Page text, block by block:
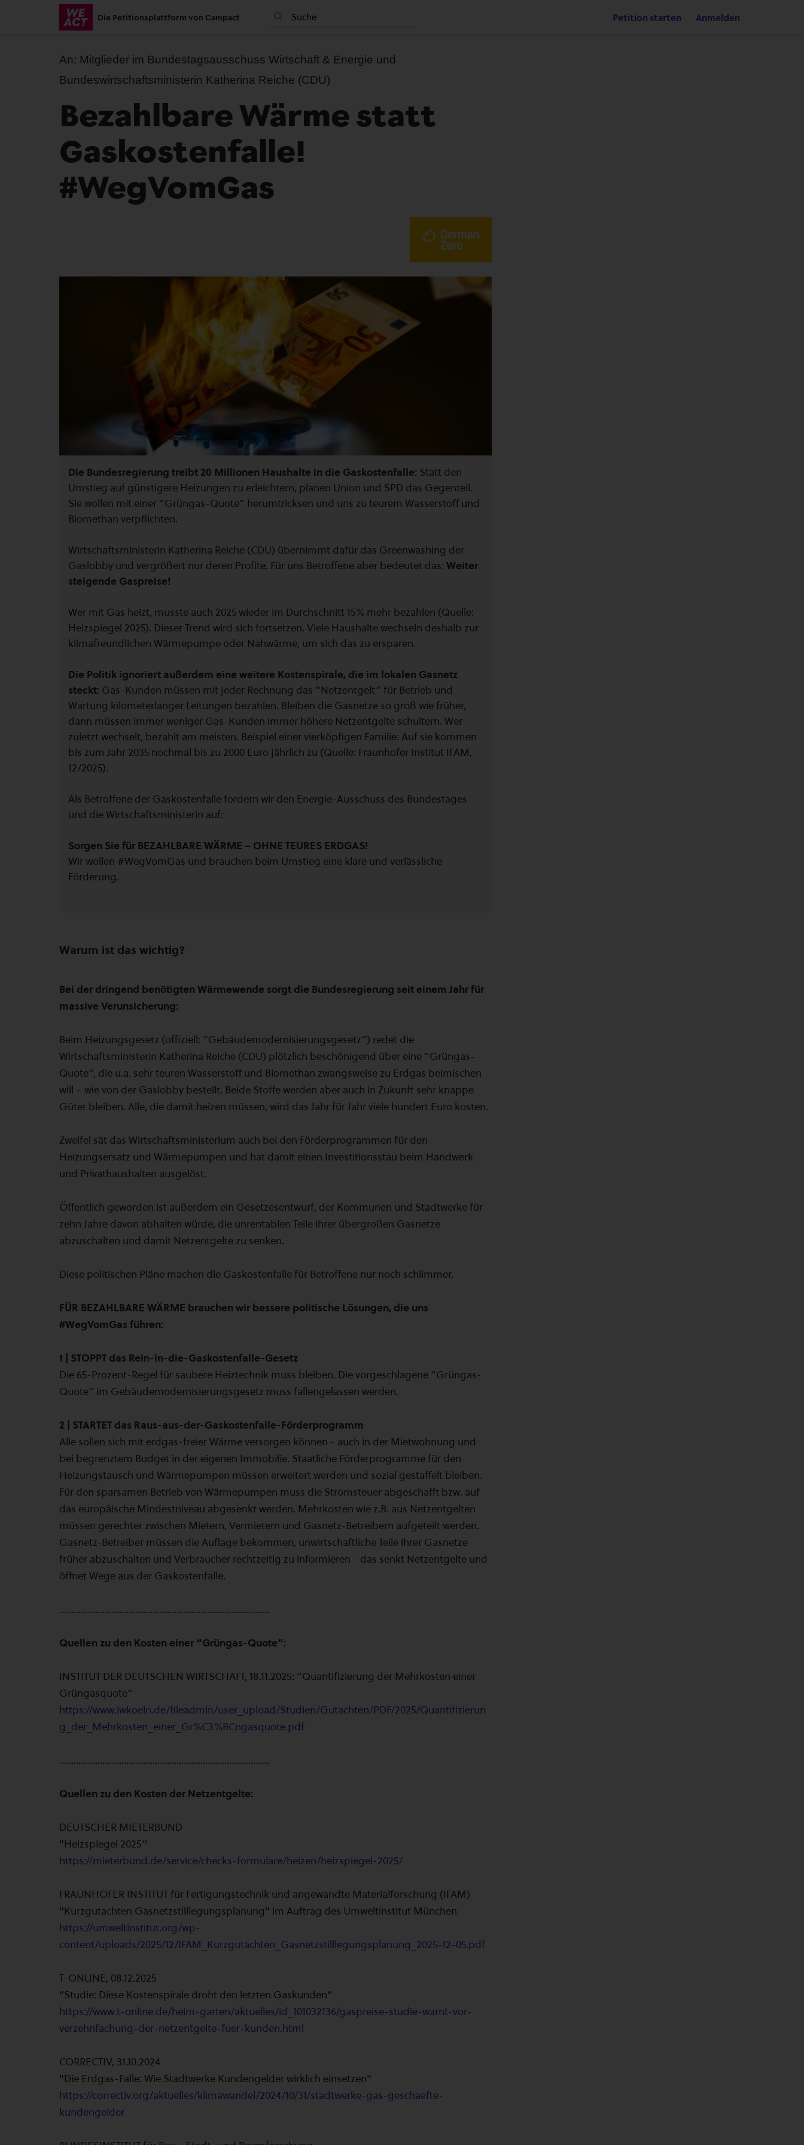
Die Petitionsplattform von Campact Petition starten Anmelden
An: Mitglieder im Bundestagsausschuss Wirtschaft & Energie und
Bundeswirtschaftsministerin Katherina Reiche (CDU)
Bezahlbare Wärme statt
Gaskostenfalle!
#WegVomGas
Die Bundesregierung treibt 20 Millionen Haushalte in die Gaskostenfalle: Statt den
Umstieg auf günstigere Heizungen zu erleichtern, planen Union und SPD das Gegenteil.
Sie wollen mit einer “Grüngas-Quote” herumtricksen und uns zu teurem Wasserstoff und
Biomethan verpflichten.
Wirtschaftsministerin Katherina Reiche (CDU) übernimmt dafür das Greenwashing der
Gaslobby und vergrößert nur deren Profite. Für uns Betroffene aber bedeutet das: Weiter
steigende Gaspreise!
Wer mit Gas heizt, musste auch 2025 wieder im Durchschnitt 15% mehr bezahlen (Quelle:
Heizspiegel 2025). Dieser Trend wird sich fortsetzen. Viele Haushalte wechseln deshalb zur
klimafreundlichen Wärmepumpe oder Nahwärme, um sich das zu ersparen.
Die Politik ignoriert außerdem eine weitere Kostenspirale, die im lokalen Gasnetz
steckt: Gas-Kunden müssen mit jeder Rechnung das “Netzentgelt” für Betrieb und
Wartung kilometerlanger Leitungen bezahlen. Bleiben die Gasnetze so groß wie früher,
dann müssen immer weniger Gas-Kunden immer höhere Netzentgelte schultern. Wer
zuletzt wechselt, bezahlt am meisten. Beispiel einer vierköpfigen Familie: Auf sie kommen
bis zum Jahr 2035 nochmal bis zu 2000 Euro jährlich zu (Quelle: Fraunhofer Institut IFAM,
12/2025).
Als Betroffene der Gaskostenfalle fordern wir den Energie-Ausschuss des Bundestages
und die Wirtschaftsministerin auf:
Sorgen Sie für BEZAHLBARE WÄRME – OHNE TEURES ERDGAS!
Wir wollen #WegVomGas und brauchen beim Umstieg eine klare und verlässliche
Förderung.
Warum ist das wichtig?
Bei der dringend benötigten Wärmewende sorgt die Bundesregierung seit einem Jahr für
massive Verunsicherung:
Beim Heizungsgesetz (offiziell: “Gebäudemodernisierungsgesetz”) redet die
Wirtschaftsministerin Katherina Reiche (CDU) plötzlich beschönigend über eine “Grüngas-
Quote”, die u.a. sehr teuren Wasserstoff und Biomethan zwangsweise zu Erdgas beimischen
will – wie von der Gaslobby bestellt. Beide Stoffe werden aber auch in Zukunft sehr knappe
Güter bleiben. Alle, die damit heizen müssen, wird das Jahr für Jahr viele hundert Euro kosten.
Zweifel sät das Wirtschaftsministerium auch bei den Förderprogrammen für den
Heizungsersatz und Wärmepumpen und hat damit einen Investitionsstau beim Handwerk
und Privathaushalten ausgelöst.
Öffentlich geworden ist außerdem ein Gesetzesentwurf, der Kommunen und Stadtwerke für
zehn Jahre davon abhalten würde, die unrentablen Teile ihrer übergroßen Gasnetze
abzuschalten und damit Netzentgelte zu senken.
Diese politischen Pläne machen die Gaskostenfalle für Betroffene nur noch schlimmer.
FÜR BEZAHLBARE WÄRME brauchen wir bessere politische Lösungen, die uns
#WegVomGas führen:
1 | STOPPT das Rein-in-die-Gaskostenfalle-Gesetz
Die 65-Prozent-Regel für saubere Heiztechnik muss bleiben. Die vorgeschlagene “Grüngas-
Quote” im Gebäudemodernisierungsgesetz muss fallengelassen werden.
2 | STARTET das Raus-aus-der-Gaskostenfalle-Förderprogramm
Alle sollen sich mit erdgas-freier Wärme versorgen können - auch in der Mietwohnung und
bei begrenztem Budget in der eigenen Immobilie. Staatliche Förderprogramme für den
Heizungstausch und Wärmepumpen müssen erweitert werden und sozial gestaffelt bleiben.
Für den sparsamen Betrieb von Wärmepumpen muss die Stromsteuer abgeschafft bzw. auf
das europäische Mindestniveau abgesenkt werden. Mehrkosten wie z.B. aus Netzentgelten
müssen gerechter zwischen Mietern, Vermietern und Gasnetz-Betreibern aufgeteilt werden.
Gasnetz-Betreiber müssen die Auflage bekommen, unwirtschaftliche Teile ihrer Gasnetze
früher abzuschalten und Verbraucher rechtzeitig zu informieren - das senkt Netzentgelte und
öffnet Wege aus der Gaskostenfalle.
........................................................................................
Quellen zu den Kosten einer “Grüngas-Quote”:
INSTITUT DER DEUTSCHEN WIRTSCHAFT, 18.11.2025: “Quantifizierung der Mehrkosten einer
Grüngasquote”
https://www.iwkoeln.de/fileadmin/user_upload/Studien/Gutachten/PDF/2025/Quantifizierun
g_der_Mehrkosten_einer_Gr%C3%BCngasquote.pdf
........................................................................................
Quellen zu den Kosten der Netzentgelte:
DEUTSCHER MIETERBUND
"Heizspiegel 2025"
https://mieterbund.de/service/checks-formulare/heizen/heizspiegel-2025/
FRAUNHOFER INSTITUT für Fertigungstechnik und angewandte Materialforschung (IFAM)
"Kurzgutachten Gasnetzstilllegungsplanung" im Auftrag des Umweltinstitut München
https://umweltinstitut.org/wp-
content/uploads/2025/12/IFAM_Kurzgutachten_Gasnetzstilllegungsplanung_2025-12-05.pdf
T-ONLINE, 08.12.2025
"Studie: Diese Kostenspirale droht den letzten Gaskunden"
https://www.t-online.de/heim-garten/aktuelles/id_101032136/gaspreise-studie-warnt-vor-
verzehnfachung-der-netzentgelte-fuer-kunden.html
CORRECTIV, 31.10.2024
"Die Erdgas-Falle: Wie Stadtwerke Kundengelder wirklich einsetzen"
https://correctiv.org/aktuelles/klimawandel/2024/10/31/stadtwerke-gas-geschaefte-
kundengelder